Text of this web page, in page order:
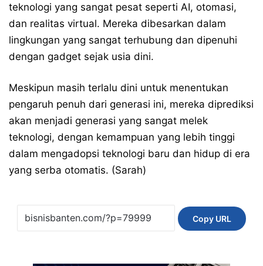
teknologi yang sangat pesat seperti AI, otomasi,
dan realitas virtual. Mereka dibesarkan dalam
lingkungan yang sangat terhubung dan dipenuhi
dengan gadget sejak usia dini.
Meskipun masih terlalu dini untuk menentukan
pengaruh penuh dari generasi ini, mereka diprediksi
akan menjadi generasi yang sangat melek
teknologi, dengan kemampuan yang lebih tinggi
dalam mengadopsi teknologi baru dan hidup di era
yang serba otomatis. (Sarah)
Copy URL